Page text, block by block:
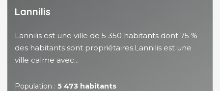
Lannilis
Lannilis est une ville de 5 350 habitants dont 75 %
des habitants sont propriétaires.Lannilis est une
ville calme avec...
Population : 5 473 habitants